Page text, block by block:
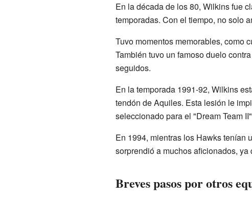
En la década de los 80, Wilkins fue
temporadas. Con el tiempo, no solo
Tuvo momentos memorables, como
También tuvo un famoso duelo contra
seguidos.
En la temporada 1991-92, Wilkins
tendón de Aquiles. Esta lesión le
seleccionado para el "Dream Team
En 1994, mientras los Hawks tenían
sorprendió a muchos aficionados,
Breves pasos por otros